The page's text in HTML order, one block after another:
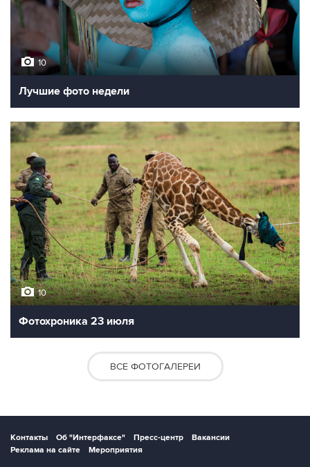
10
Лучшие фото недели
10
Фотохроника 23 июля
ВСЕ ФОТОГАЛЕРЕИ
Контакты Об "Интерфаксе" Пресс-центр
Вакансии
Реклама на сайте
Мероприятия